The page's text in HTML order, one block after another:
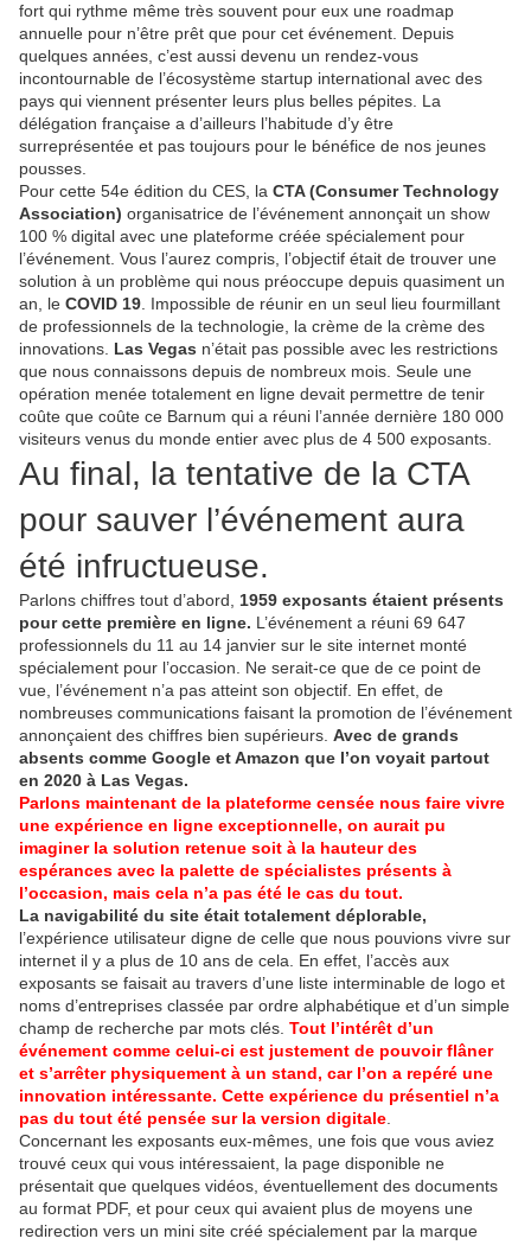
fort qui rythme même très souvent pour eux une roadmap
annuelle pour n’être prêt que pour cet événement. Depuis
quelques années, c’est aussi devenu un rendez-vous
incontournable de l’écosystème startup international avec des
pays qui viennent présenter leurs plus belles pépites. La
délégation française a d’ailleurs l’habitude d’y être
surreprésentée et pas toujours pour le bénéfice de nos jeunes
pousses.
Pour cette 54e édition du CES, la CTA (Consumer Technology
Association) organisatrice de l’événement annonçait un show
100 % digital avec une plateforme créée spécialement pour
l’événement. Vous l’aurez compris, l’objectif était de trouver une
solution à un problème qui nous préoccupe depuis quasiment un
an, le COVID 19 . Impossible de réunir en un seul lieu fourmillant
de professionnels de la technologie, la crème de la crème des
innovations. Las Vegas n’était pas possible avec les restrictions
que nous connaissons depuis de nombreux mois. Seule une
opération menée totalement en ligne devait permettre de tenir
coûte que coûte ce Barnum qui a réuni l’année dernière 180 000
visiteurs venus du monde entier avec plus de 4 500 exposants.
Au final, la tentative de la CTA
pour sauver l’événement aura
été infructueuse.
Parlons chiffres tout d’abord, 1959 exposants étaient présents
pour cette première en ligne. L’événement a réuni 69 647
professionnels du 11 au 14 janvier sur le site internet monté
spécialement pour l’occasion. Ne serait-ce que de ce point de
vue, l’événement n’a pas atteint son objectif. En effet, de
nombreuses communications faisant la promotion de l’événement
annonçaient des chiffres bien supérieurs. Avec de grands
absents comme Google et Amazon que l’on voyait partout
en 2020 à Las Vegas.
Parlons maintenant de la plateforme censée nous faire vivre
une expérience en ligne exceptionnelle, on aurait pu
imaginer la solution retenue soit à la hauteur des
espérances avec la palette de spécialistes présents à
l’occasion, mais cela n’a pas été le cas du tout.
La navigabilité du site était totalement déplorable,
l’expérience utilisateur digne de celle que nous pouvions vivre sur
internet il y a plus de 10 ans de cela. En effet, l’accès aux
exposants se faisait au travers d’une liste interminable de logo et
noms d’entreprises classée par ordre alphabétique et d’un simple
champ de recherche par mots clés. Tout l’intérêt d’un
événement comme celui-ci est justement de pouvoir flâner
et s’arrêter physiquement à un stand, car l’on a repéré une
innovation intéressante. Cette expérience du présentiel n’a
pas du tout été pensée sur la version digitale
Concernant les exposants eux-mêmes, une fois que vous aviez
trouvé ceux qui vous intéressaient, la page disponible ne
présentait que quelques vidéos, éventuellement des documents
au format PDF, et pour ceux qui avaient plus de moyens une
redirection vers un mini site créé spécialement par la marque